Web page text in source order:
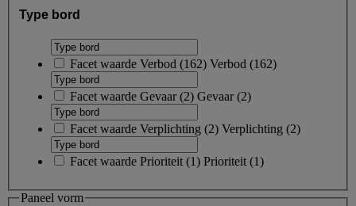
Type bord
Facet waarde Verbod (162) Verbod (162)
Facet waarde Gevaar(2) Gevaar(2)
Facet waarde Verplichting (2) Verplichting (2)
Facet waarde Prioriteit (1) Prioriteit (1)
Paneel vorm